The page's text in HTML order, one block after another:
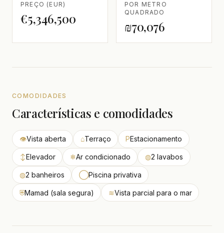
PREÇO (EUR)
€5,346,500
POR METRO
QUADRADO
₪70,076
COMODIDADES
Características e comodidades
👁Vista aberta ⌂Terraço PEstacionamento
↕Elevador ❄Ar condicionado ◍2 lavabos
◍2 banheiros ◯Piscina privativa
⛨Mamad (sala segura) ≋Vista parcial para o mar